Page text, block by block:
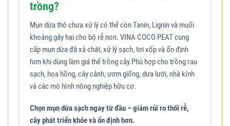
trồng?
Mụn dừa thô chưa xử lý có thể còn Tanin, Lignin và muối
khoáng gây hại cho bộ rễ non. VINA COCO PEAT cung
cấp mụn dừa đã xả chát, xử lý sạch, tơi xốp và ổn định
hơn khi dùng làm giá thể trồng cây.Phù hợp cho trồng rau
sạch, hoa hồng, cây cảnh, ươm giống, dưa lưới, nhà kính
và các mô hình nông nghiệp hữu cơ.
Chọn mụn dừa sạch ngay từ đầu – giảm rủi ro thối rễ,
cây phát triển khỏe và ổn định hơn.